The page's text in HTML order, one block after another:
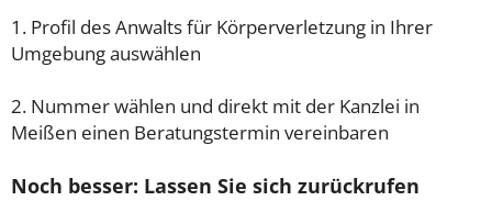
1. Profil des Anwalts für Körperverletzung in Ihrer
Umgebung auswählen
2. Nummer wählen und direkt mit der Kanzlei in
Meißen einen Beratungstermin vereinbaren
Noch besser: Lassen Sie sich zurückrufen